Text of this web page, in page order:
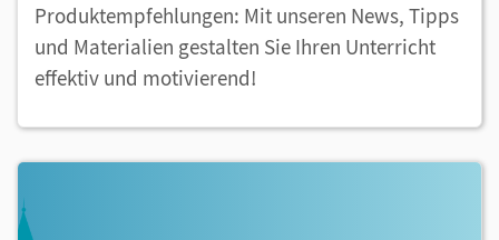
Produktempfehlungen: Mit unseren News, Tipps
und Materialien gestalten Sie Ihren Unterricht
effektiv und motivierend!